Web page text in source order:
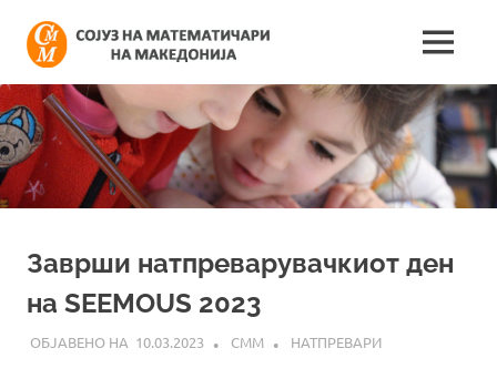
content
на
на
Македонија
информации
поврзани
со
работата
на
MENU
Заврши натпреварувачкиот ден
на SEEMOUS 2023
10.03.2023 СММ НАТПРЕВАРИ